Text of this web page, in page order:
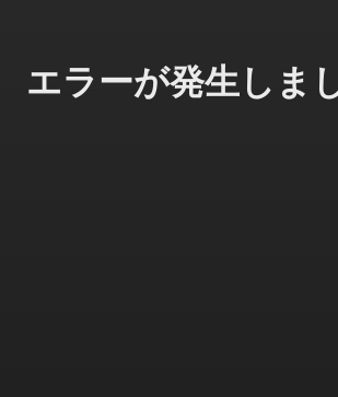
エラーが発生しま